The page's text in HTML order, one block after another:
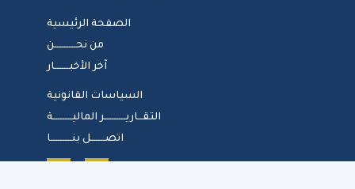
الصفحة الرئيسية
من نحـــــــــن
آخر الأخبــــــار
السياسات القانونية
التقــاريـــــــــر الماليــــــــة
اتصــــــل بنـــــــــا